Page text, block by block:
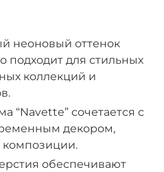
неоновый оттенок
подходит для стильных
коллекций и
“Navette” сочетается с
декором,
композиции.
обеспечивают